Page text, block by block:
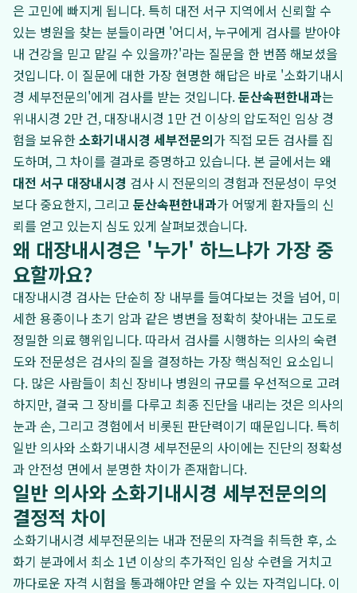
은 고민에 빠지게 됩니다. 특히 대전 서구 지역에서 신뢰할 수
있는 병원을 찾는 분들이라면 '어디서, 누구에게 검사를 받아야
내 건강을 믿고 맡길 수 있을까?'라는 질문을 한 번쯤 해보셨을
것입니다. 이 질문에 대한 가장 현명한 해답은 바로 '소화기내시
경 세부전문의'에게 검사를 받는 것입니다.둔산속편한내과는
위내시경 2만 건, 대장내시경 1만 건 이상의 압도적인 임상 경
험을 보유한소화기내시경 세부전문의가 직접 모든 검사를 집
도하며, 그 차이를 결과로 증명하고 있습니다. 본 글에서는 왜
대전 서구 대장내시경 검사 시 전문의의 경험과 전문성이 무엇
보다 중요한지, 그리고 둔산속편한내과가 어떻게 환자들의 신
뢰를 얻고 있는지 심도 있게 살펴보겠습니다.
왜 대장내시경은 '누가' 하느냐가 가장 중
요할까요?
대장내시경 검사는 단순히 장 내부를 들여다보는 것을 넘어, 미
세한 용종이나 초기 암과 같은 병변을 정확히 찾아내는 고도로
정밀한 의료 행위입니다. 따라서 검사를 시행하는 의사의 숙련
도와 전문성은 검사의 질을 결정하는 가장 핵심적인 요소입니
다. 많은 사람들이 최신 장비나 병원의 규모를 우선적으로 고려
하지만, 결국 그 장비를 다루고 최종 진단을 내리는 것은 의사의
눈과 손, 그리고 경험에서 비롯된 판단력이기 때문입니다. 특히
일반 의사와 소화기내시경 세부전문의 사이에는 진단의 정확성
과 안전성 면에서 분명한 차이가 존재합니다.
일반 의사와 소화기내시경 세부전문의의
결정적 차이
소화기내시경 세부전문의는 내과 전문의 자격을 취득한 후, 소
화기 분과에서 최소 1년 이상의 추가적인 임상 수련을 거치고
까다로운 자격 시험을 통과해야만 얻을 수 있는 자격입니다. 이